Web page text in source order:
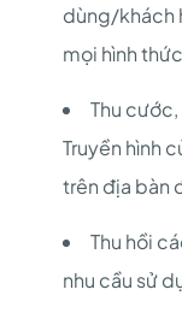
dùng/khách
mọi hình
Thu
Truyền hình
trên địa bàn
Thu hồi
nhu cầu sử